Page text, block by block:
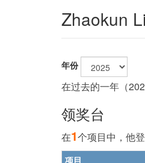
Zhaokun
年份
在过去的一年（
领奖台
在1个项目中，他
项目